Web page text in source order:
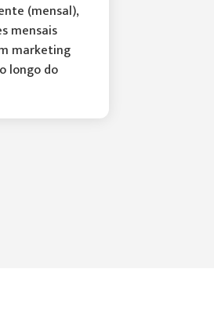
(mensal),
mensais
marketing
longo do